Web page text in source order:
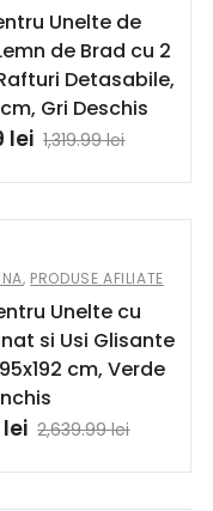
Unelte de
de Brad cu 2
Detasabile,
Gri Deschis
1,319.99lei
lei
, PRODUSE AFILIATE
Unelte cu
si Usi Glisante
cm, Verde
2,639.99lei
lei